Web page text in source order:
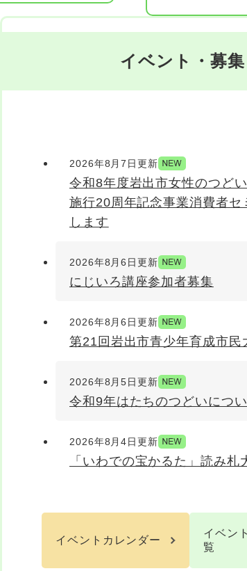
イベント・募集
2026年8月7日更新
令和8年度岩出市女性のつど
施行20周年記念事業消費者セ
します
2026年8月6日更新
にじいろ講座参加者募集
2026年8月6日更新
第21回岩出市青少年育成市民
2026年8月5日更新
令和9年はたちのつどいにつ
2026年8月4日更新
「いわでの宝かるた」読み札
イベントカレンダー
イベン
覧